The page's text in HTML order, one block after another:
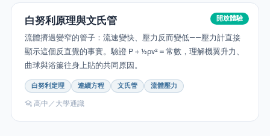
開放體驗
白努利原理與文氏管
流體擠過變窄的管子：流速變快、壓力反而變低——壓力計直接
顯示這個反直覺的事實。驗證 P＋½ρv²＝常數，理解機翼升力、
曲球與浴簾往身上貼的共同原因。
白努利定理 連續方程 文氏管 流體壓力
高中／大學通識